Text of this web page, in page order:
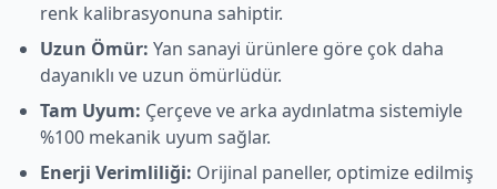
renk kalibrasyonuna sahiptir.
Uzun Ömür: Yan sanayi ürünlere göre çok daha
dayanıklı ve uzun ömürlüdür.
Tam Uyum: Çerçeve ve arka aydınlatma sistemiyle
%100 mekanik uyum sağlar.
Enerji Verimliliği: Orijinal paneller, optimize edilmiş